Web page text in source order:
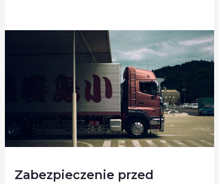
Zabezpieczenie przed